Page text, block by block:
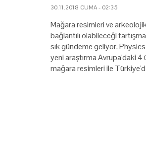
30.11.2018 CUMA - 02:35
Mağara resimleri ve
bağlantılı olabileceği
sık gündeme geliyor.
yeni araştırma Avrupa'daki
mağara resimleri ile